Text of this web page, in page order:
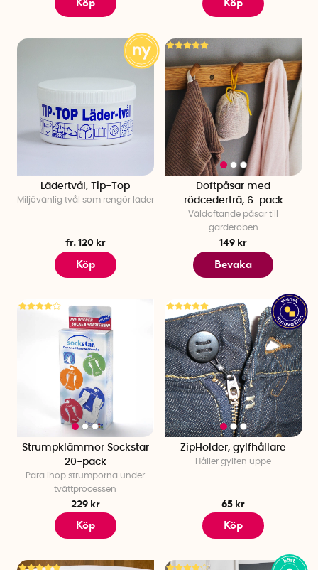
Köp Köp
Lädertvål, Tip-Top
Miljövänlig tvål som rengör läder
fr. 120 kr
Köp
Doftpåsar med
rödcederträ, 6-pack
Väldoftande påsar till
garderoben
149 kr
Bevaka
Strumpklämmor Sockstar
20-pack
Para ihop strumporna under
tvättprocessen
229 kr
Köp
ZipHolder, gylfhållare
Håller gylfen uppe
65 kr
Köp